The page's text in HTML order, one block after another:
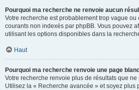
Pourquoi ma recherche ne renvoie aucun
Votre recherche est probablement trop vague
courants non indexés par phpBB. Vous pouvez
utilisant les options disponibles dans la
Haut
Pourquoi ma recherche renvoie une page
Votre recherche renvoie plus de résultats que
Utilisez la « Recherche avancée » et soyez plus